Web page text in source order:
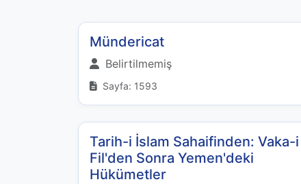
Mündericat
Belirtilmemiş
Sayfa: 1593
Tarih-i İslam Sahaifinden: Vaka-i
Fil'den Sonra Yemen'deki
Hükümetler